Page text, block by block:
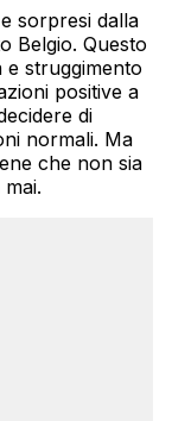
sorpresi dalla
Belgio. Questo
struggimento
positive a
di
normali. Ma
che non sia